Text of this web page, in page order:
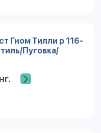
Гном Тилли р 116-
Пуговка/